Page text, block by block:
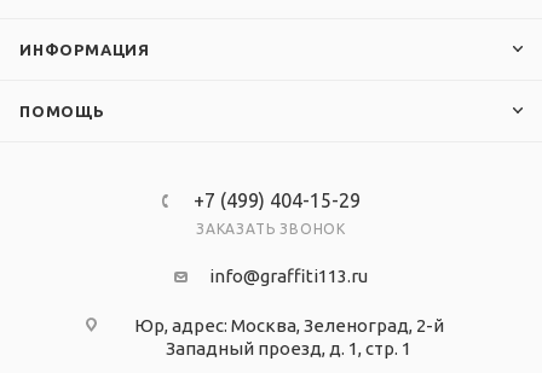
ИНФОРМАЦИЯ
ПОМОЩЬ
+7 (499) 404-15-29
ЗАКАЗАТЬ ЗВОНОК
info@graffiti113.ru
Юр, адрес: Москва, Зеленоград, 2-й
Западный проезд, д. 1, стр. 1